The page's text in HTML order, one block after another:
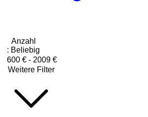
Anzahl
: Beliebig
600 € - 2009 €
Weitere Filter